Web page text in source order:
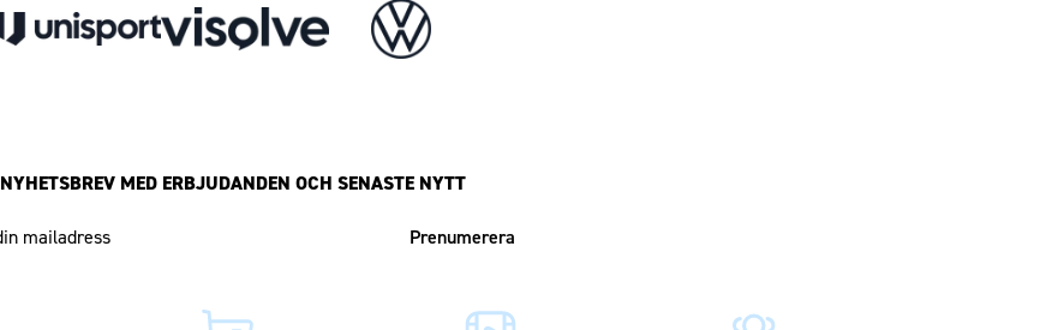
NYHETSBREV MED ERBJUDANDEN OCH SENASTE NYTT